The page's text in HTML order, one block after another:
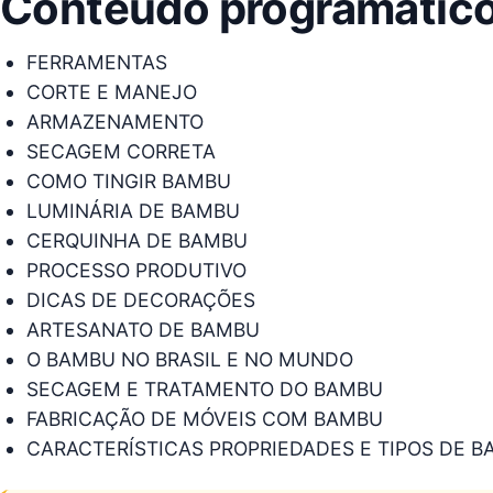
FERRAMENTAS
CORTE E MANEJO
ARMAZENAMENTO
SECAGEM CORRETA
COMO TINGIR BAMBU
LUMINÁRIA DE BAMBU
CERQUINHA DE BAMBU
PROCESSO PRODUTIVO
DICAS DE DECORAÇÕES
ARTESANATO DE BAMBU
O BAMBU NO BRASIL E NO MUNDO
SECAGEM E TRATAMENTO DO BAMBU
FABRICAÇÃO DE MÓVEIS COM BAMBU
CARACTERÍSTICAS PROPRIEDADES E TIPOS DE